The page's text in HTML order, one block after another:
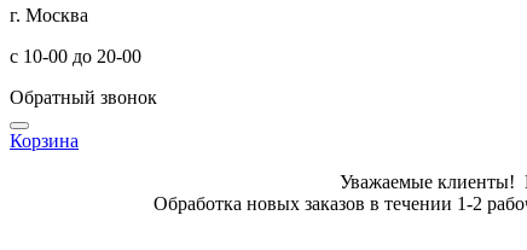
г. Москва
с 10-00 до 20-00
Обратный звонок
Корзина
Уважаемые клиенты! В
Обработка новых заказов в